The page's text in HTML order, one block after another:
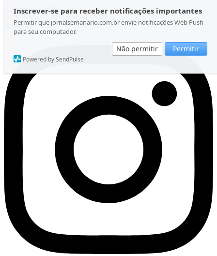
Inscrever-se para receber notificações importantes
Permitir que jornalsemanario.com.br envie notificações Web Push
para seu computador.
Não permitir Permitir
Powered by SendPulse
Ir para o conteúdo
Sexta-feira, 07 de Agosto de 2026
Instagram